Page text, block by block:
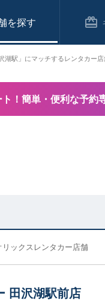
！簡単・便利な予約
ックスレンタカー店舗
田沢湖駅前店
湖駅」にマッチするレンタカー店